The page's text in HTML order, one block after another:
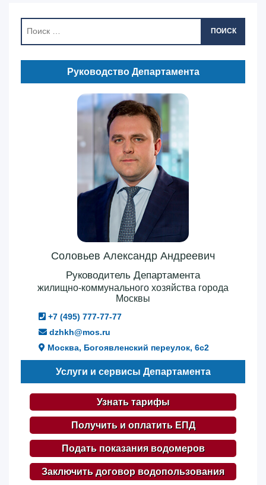
ПОИСК
Руководство Департамента
Соловьев Александр Андреевич
Руководитель Департамента
жилищно-коммунального хозяйства города
Москвы
+7 (495) 777-77-77
dzhkh@mos.ru
Москва, Богоявленский переулок, 6с2
Услуги и сервисы Департамента
Узнать тарифы
Получить и оплатить ЕПД
Подать показания водомеров
Заключить договор водопользования